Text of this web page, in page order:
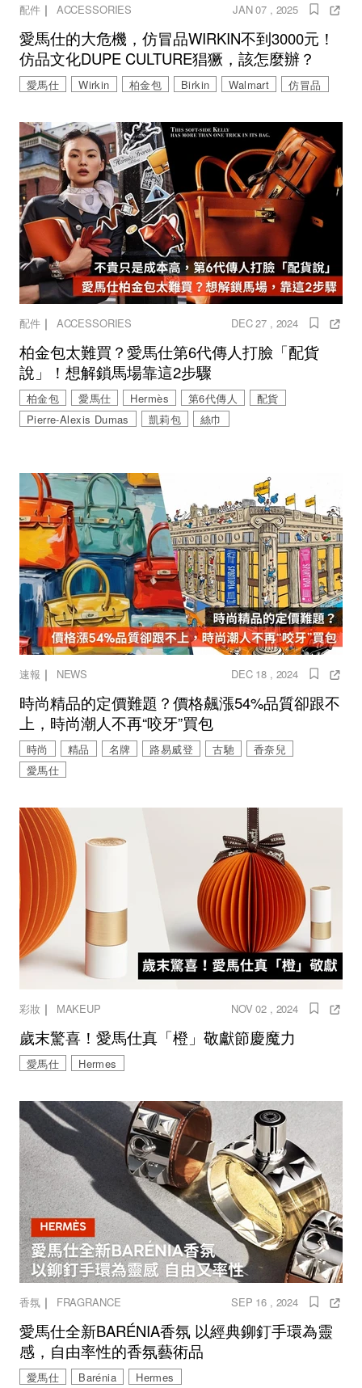
配件｜ ACCESSORIES JAN 07 , 2025
愛馬仕的大危機，仿冒品WIRKIN不到3000元！
仿品文化DUPE CULTURE猖獗，該怎麼辦？
愛馬仕 Wirkin 柏金包 Birkin Walmart 仿冒品
配件｜ ACCESSORIES DEC 27 , 2024
柏金包太難買？愛馬仕第6代傳人打臉「配貨
說」！想解鎖馬場靠這2步驟
柏金包 愛馬仕 Hermès 第6代傳人
配貨
Pierre-Alexis Dumas
凱莉包 絲巾
速報 ｜ NEWS DEC 18 , 2024
時尚精品的定價難題？價格飆漲54%品質卻跟不
上，時尚潮人不再“咬牙”買包
時尚 精品 名牌 路易威登 古馳
香奈兒
愛馬仕
彩妝｜ MAKEUP NOV 02 , 2024
歲末驚喜！愛馬仕真「橙」敬獻節慶魔力
愛馬仕 Hermes
香氛｜ FRAGRANCE SEP 16 , 2024
愛馬仕全新BARÉNIA香氛 以經典鉚釘手環為靈
感，自由率性的香氛藝術品
愛馬仕 Barénia Hermes